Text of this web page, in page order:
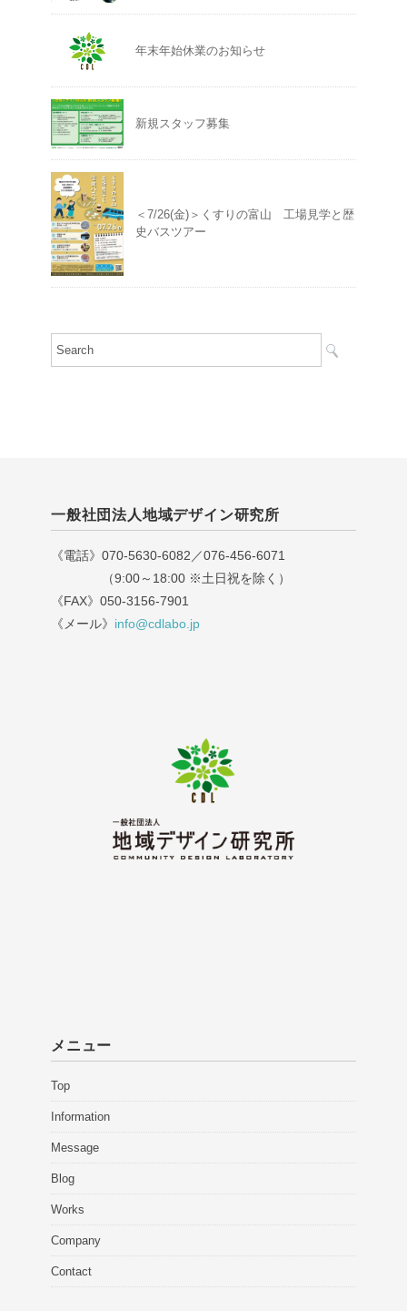
年末年始休業のお知らせ
新規スタッフ募集
＜7/26(金)＞くすりの富山 工場見学と歴
史バスツアー
一般社団法人地域デザイン研究所
《電話》070-5630-6082／076-456-6071
（9:00～18:00 ※土日祝を除く）
《FAX》050-3156-7901
《メール》 info@cdlabo.jp
メニュー
Top
Information
Message
Blog
Works
Company
Contact